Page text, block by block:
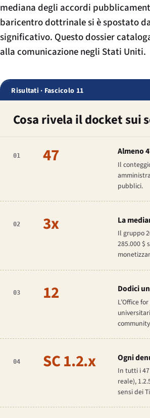
mediana degli accordi
baricentro dottrinale si è spostato
significativo. Questo dossier
alla comunicazione negli Stati Uniti.
Risultati · Fascicolo 11
Cosa rivela il docket
01 47 Almeno
Il
pubblici.
02 3x La
Il gruppo
285.000 $
03 12 Dodici
L’Office
04 SC 1.2.x Ogni
In tutti i
reale),
sensi dei